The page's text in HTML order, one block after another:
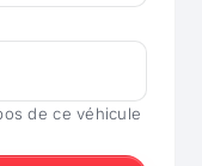
de ce véhicule